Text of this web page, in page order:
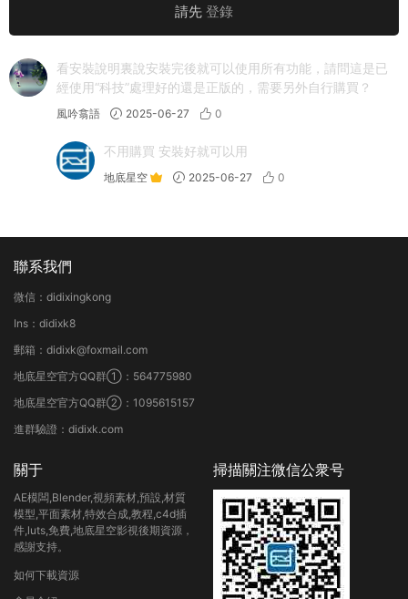
請先 登錄
看安裝說明裏說安裝完後就可以使用所有功能，請問這是已
經使用“科技”處理好的還是正版的，需要另外自行購買？
風吟翕語 2025-06-27 0
不用購買 安裝好就可以用
地底星空 2025-06-27 0
聯系我們
微信：didixingkong
Ins：didixk8
郵箱：didixk@foxmail.com
地底星空官方QQ群①：564775980
地底星空官方QQ群②：1095615157
進群驗證：didixk.com
關于
AE模闆,Blender,視頻素材,預設,材質
模型,平面素材,特效合成,教程,c4d插
件,luts,免費,地底星空影視後期資源，
感謝支持。
如何下載資源
掃描關注微信公衆号